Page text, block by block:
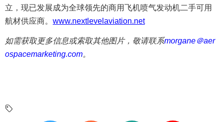
立，现已发展成为全球领先的商用飞机喷气发动机二手可用
航材供应商。 www.nextlevelaviation.net
如需获取更多信息或索取其他图片，敬请联系morgane＠aer
ospacemarketing.com。